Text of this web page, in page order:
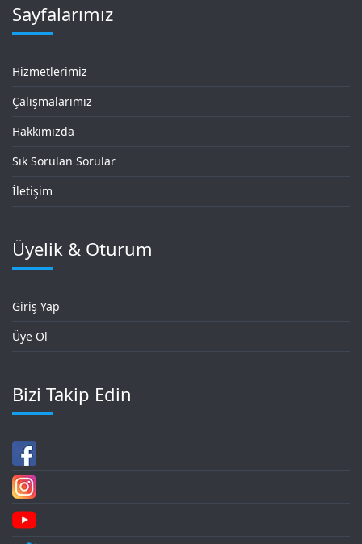
Sayfalarımız
Hizmetlerimiz
Çalışmalarımız
Hakkımızda
Sık Sorulan Sorular
İletişim
Üyelik & Oturum
Giriş Yap
Üye Ol
Bizi Takip Edin